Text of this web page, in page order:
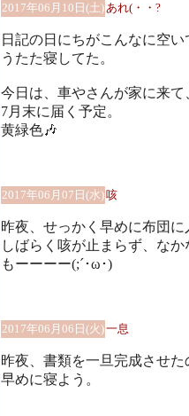
2017年06月10日(土)あれ(・・?
日記の日にちがこんなに空
うたた寝してた。
今日は、車やさんが家に来
7月末に届く予定。
黄緑色🎶
2017年06月07日(水)咳
昨夜、せっかく早めに布団
しばらく咳が止まらず、な
もーーーー(;´･ω･)
2017年06月06日(火)一息
昨夜、書類を一旦完成させ
早めに寝よう。